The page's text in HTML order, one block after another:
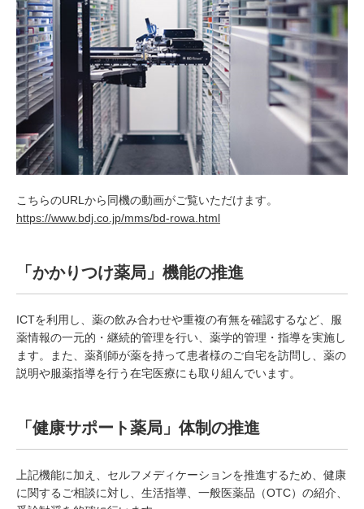
こちらのURLから同機の動画がご覧いただけます。
https://www.bdj.co.jp/mms/bd-rowa.html
「かかりつけ薬局」機能の推進
ICTを利用し、薬の飲み合わせや重複の有無を確認するなど、服
薬情報の一元的・継続的管理を行い、薬学的管理・指導を実施し
ます。また、薬剤師が薬を持って患者様のご自宅を訪問し、薬の
説明や服薬指導を行う在宅医療にも取り組んでいます。
「健康サポート薬局」体制の推進
上記機能に加え、セルフメディケーションを推進するため、健康
に関するご相談に対し、生活指導、一般医薬品（OTC）の紹介、